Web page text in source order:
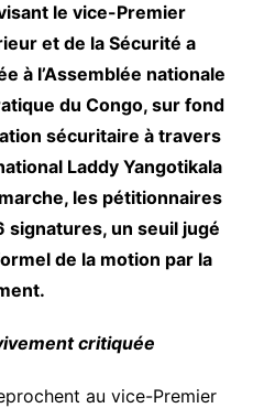
le vice-Premier
et de la Sécurité a
à l’Assemblée nationale
du Congo, sur fond
sécuritaire à travers
Laddy Yangotikala
les pétitionnaires
signatures, un seuil jugé
de la motion par la
critiquée
au vice-Premier